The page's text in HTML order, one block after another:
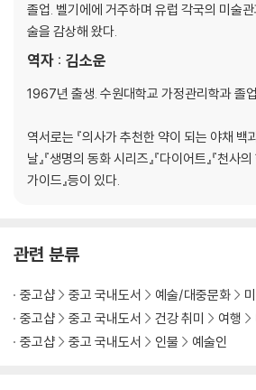
졸업. 벨기에에 거주하며 유럽 각국의 미술
술을 감상해 왔다.
역자 : 김소운
1967년 출생. 수원대학교 가정관리학과 졸
역서로는 『의사가 추천한 약이 되는 야채 백
날』『생명의 동화 시리즈』『다이어트』『천사
가이드』등이 있다.
관련 분류
중고샵 중고 국내도서 예술/대중문화
중고샵
중고 국내도서 건강 취미 여행
중고샵
중고 국내도서 인물 예술인